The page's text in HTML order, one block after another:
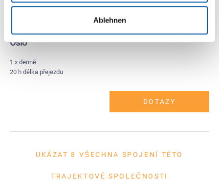
Ablehnen
Oslo
1 x denně
20 h délka přejezdu
DOTAZY
UKÁZAT 8 VŠECHNA SPOJENÍ TÉTO
TRAJEKTOVÉ SPOLEČNOSTI